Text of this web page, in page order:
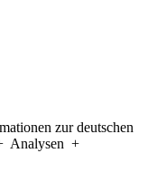
zur deutschen
Analysen +